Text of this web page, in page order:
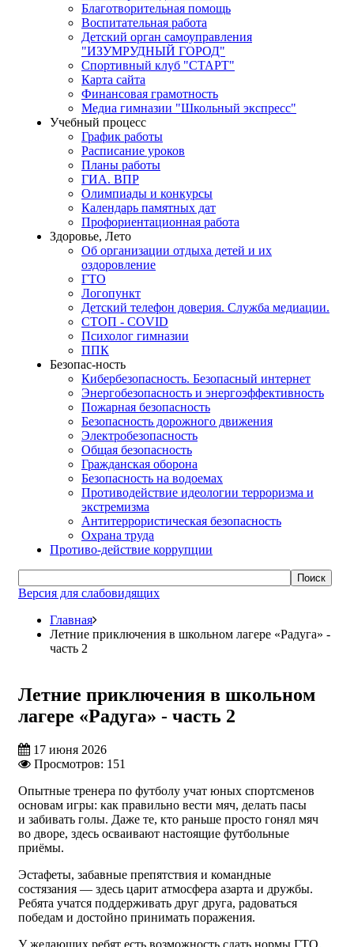
Благотворительная помощь
Воспитательная работа
Детский орган самоуправления
"ИЗУМРУДНЫЙ ГОРОД"
Спортивный клуб "СТАРТ"
Карта сайта
Финансовая грамотность
Медиа гимназии "Школьный экспресс"
Учебный процесс
График работы
Расписание уроков
Планы работы
ГИА. ВПР
Олимпиады и конкурсы
Календарь памятных дат
Профориентационная работа
Здоровье, Лето
Об организации отдыха детей и их
оздоровление
ГТО
Логопункт
Детский телефон доверия. Служба медиации.
СТОП - COVID
Психолог гимназии
ППК
Безопас-ность
Кибербезопасность. Безопасный интернет
Энергобезопасность и энергоэффективность
Пожарная безопасность
Безопасность дорожного движения
Электробезопасность
Общая безопасность
Гражданская оборона
Безопасность на водоемах
Противодействие идеологии терроризма и
экстремизма
Антитеррористическая безопасность
Охрана труда
Противо-действие коррупции
Поиск
Версия для слабовидящих
Главная
Летние приключения в школьном лагере «Радуга» -
часть 2
Летние приключения в школьном
лагере «Радуга» - часть 2
17 июня 2026
Просмотров: 151
Опытные тренера по футболу учат юных спортсменов
основам игры: как правильно вести мяч, делать пасы
и забивать голы. Даже те, кто раньше просто гонял мяч
во дворе, здесь осваивают настоящие футбольные
приёмы.
Эстафеты, забавные препятствия и командные
состязания — здесь царит атмосфера азарта и дружбы.
Ребята учатся поддерживать друг друга, радоваться
победам и достойно принимать поражения.
У желающих ребят есть возможность сдать нормы ГТО.